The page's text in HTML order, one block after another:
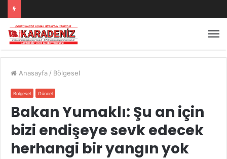
Anasayfa / Bölgesel
Bölgesel Güncel
Bakan Yumaklı: Şu an için
bizi endişeye sevk edecek
herhangi bir yangın yok